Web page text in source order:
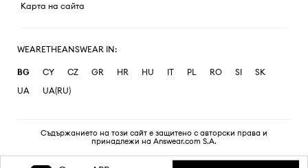
Карта на сайта
WEARETHEANSWEAR IN:
BG CY CZ GR HR HU IT PL RO SI
SK
UA
UA(RU)
Съдържанието на този сайт е защитено с авторски права и
принадлежи на Answear.com S.A.